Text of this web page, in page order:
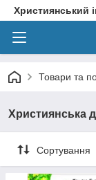
Християнський
Товари та
Християнська
Сортування